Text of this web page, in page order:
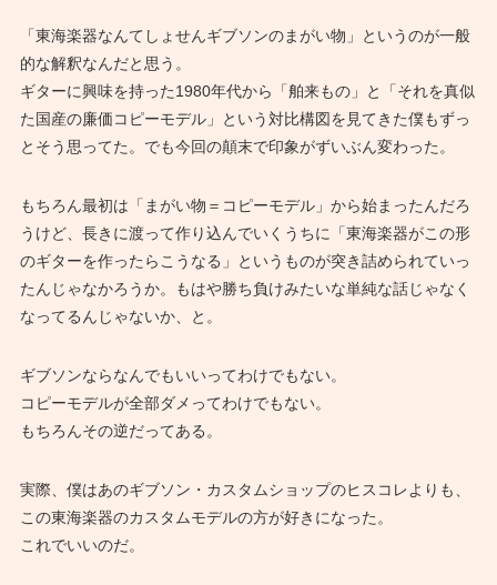
「東海楽器なんてしょせんギブソンのまがい物」というのが一般
的な解釈なんだと思う。
ギターに興味を持った1980年代から「舶来もの」と「それを真似
た国産の廉価コピーモデル」という対比構図を見てきた僕もずっ
とそう思ってた。でも今回の顛末で印象がずいぶん変わった。
もちろん最初は「まがい物＝コピーモデル」から始まったんだろ
うけど、長きに渡って作り込んでいくうちに「東海楽器がこの形
のギターを作ったらこうなる」というものが突き詰められていっ
たんじゃなかろうか。もはや勝ち負けみたいな単純な話じゃなく
なってるんじゃないか、と。
ギブソンならなんでもいいってわけでもない。
コピーモデルが全部ダメってわけでもない。
もちろんその逆だってある。
実際、僕はあのギブソン・カスタムショップのヒスコレよりも、
この東海楽器のカスタムモデルの方が好きになった。
これでいいのだ。